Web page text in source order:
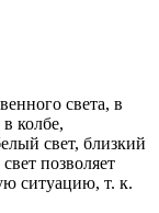
света, в
в колбе,
свет, близкий
позволяет
ситуацию, т. к.